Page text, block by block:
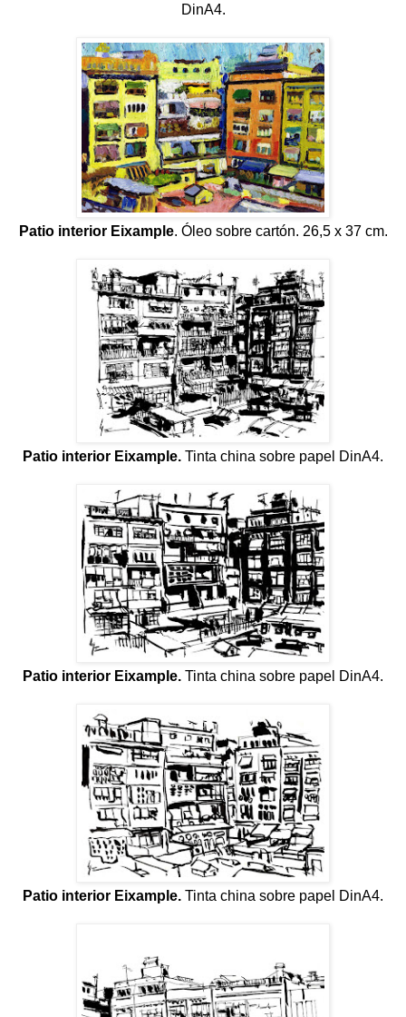
DinA4.
Patio interior Eixample. Óleo sobre cartón. 26,5 x 37 cm.
Patio interior Eixample. Tinta china sobre papel DinA4.
Patio interior Eixample. Tinta china sobre papel DinA4.
Patio interior Eixample. Tinta china sobre papel DinA4.